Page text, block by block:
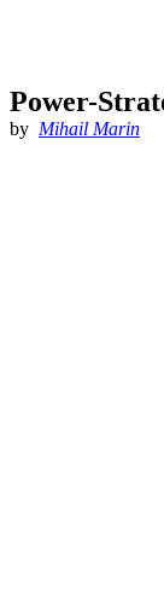
Power-
by Mihail Marin